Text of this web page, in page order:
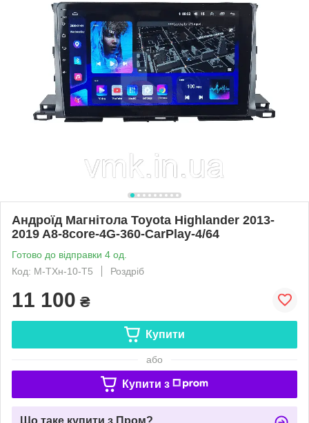
Андроїд Магнітола Toyota Highlander 2013-
2019 A8-8core-4G-360-CarPlay-4/64
Готово до відправки 4 од.
Код: М-ТХн-10-Т5
Роздріб
11 100 ₴
Купити
або
Купити з
Що таке купити з Пром?